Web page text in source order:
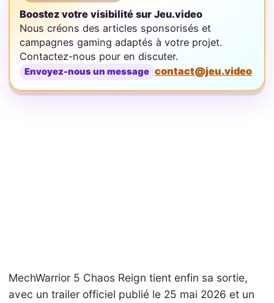
Boostez votre visibilité sur Jeu.video
Nous créons des articles sponsorisés et
campagnes gaming adaptés à votre projet.
Contactez-nous pour en discuter.
Envoyez-nous un message contact@jeu.video
MechWarrior 5 Chaos Reign tient enfin sa sortie,
avec un trailer officiel publié le 25 mai 2026 et un